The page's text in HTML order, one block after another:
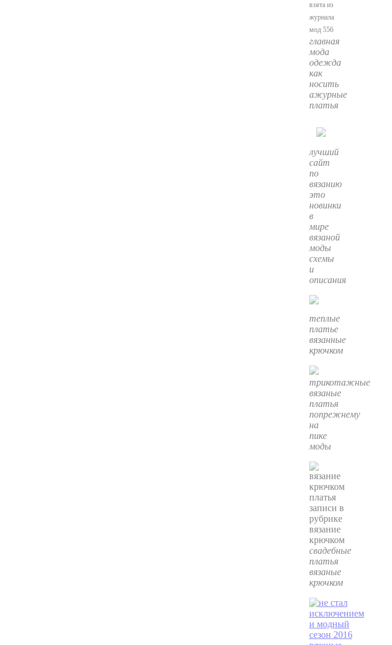
главная
мода
одежда
как
носить
ажурные
платья
лучший
сайт
по
вязанию
это
новинки
в
мире
вязаной
моды
схемы
и
описания
теплые
платье
вязанные
крючком
трикотажные
вязаные
платья
попрежнему
на
пике
моды
свадебные
платья
вязаные
крючком